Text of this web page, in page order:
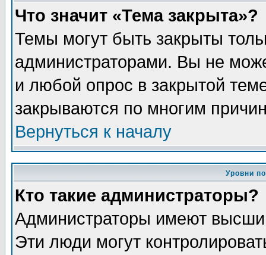
Что значит «Тема закрыта»?
Темы могут быть закрыты
администраторами. Вы не
и любой опрос в закрытой
закрываются по многим
Вернуться к началу
Уровни
Кто такие администраторы?
Администраторы имеют
Эти люди могут